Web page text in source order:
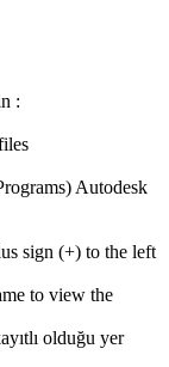
:
Autodesk
sign (+) to the left
to view the
olduğu yer